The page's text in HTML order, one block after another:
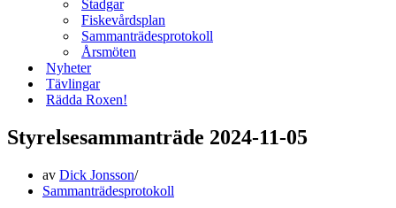
Stadgar
Fiskevårdsplan
Sammanträdesprotokoll
Årsmöten
Nyheter
Tävlingar
Rädda Roxen!
Styrelsesammanträde 2024-11-05
av Dick Jonsson
Sammanträdesprotokoll